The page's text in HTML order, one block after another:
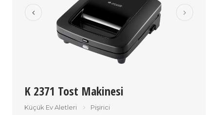
K 2371 Tost Makinesi
Küçük Ev Aletleri Pişirici